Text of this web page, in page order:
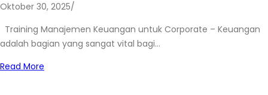
Oktober 30, 2025/
Training Manajemen Keuangan untuk Corporate – Keuangan
adalah bagian yang sangat vital bagi…
Read More